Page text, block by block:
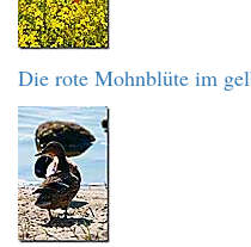
Die rote Mohnblüte im